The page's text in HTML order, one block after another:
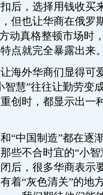
后，选择用钱收买
但也让华商在俄罗
动真格整顿市场时
点就完全暴露出来
外华商们显得可
智慧”往往让勤劳变
创时，都显示出一
中国制造”都在逐
些不合时宜的“小
后，很多华商表示
着“灰色清关”的地